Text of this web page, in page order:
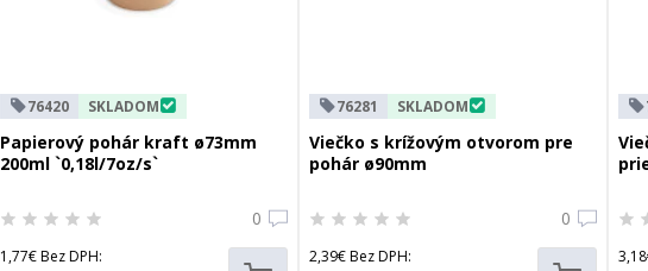
76420 SKLADOM
Papierový pohár kraft ø73mm
200ml `0,18l/7oz/s`
0
1,77€ Bez DPH:
76281 SKLADOM
Viečko s krížovým otvorom pre
pohár ø90mm
0
2,39€ Bez DPH: